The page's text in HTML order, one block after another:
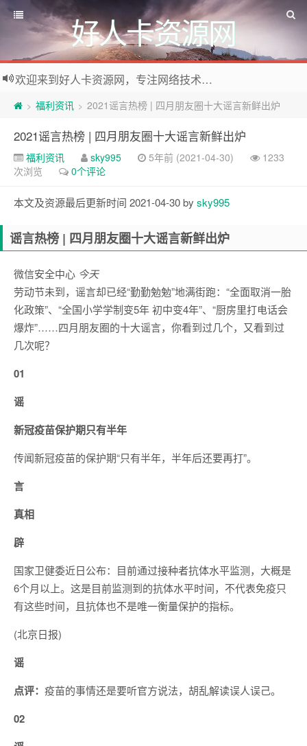
好人卡资源网
欢迎来到好人卡资源网，专注网络技术资源收集，我们不仅是网络资源的搬运工，也生产原创资源。寻找资源请留言或关注公众号:烈日下的男人
> 福利资讯 > 2021谣言热榜 | 四月朋友圈十大谣言新鲜出炉
2021谣言热榜 | 四月朋友圈十大谣言新鲜出炉
福利资讯 sky995 5年前 (2021-04-30)
1233
次浏览
0个评论
本文及资源最后更新时间 2021-04-30 by sky995
谣言热榜 | 四月朋友圈十大谣言新鲜出炉
微信安全中心 今天
劳动节未到，谣言却已经“勤勤勉勉”地满街跑：“全面取消一胎
化政策”、“全国小学学制变5年 初中变4年”、“厨房里打电话会
爆炸”……四月朋友圈的十大谣言，你看到过几个，又看到过
几次呢？
01
谣
新冠疫苗保护期只有半年
传闻新冠疫苗的保护期“只有半年，半年后还要再打”。
言
真相
辟
国家卫健委近日公布：目前通过接种者抗体水平监测，大概是
6个月以上。这是目前监测到的抗体水平时间，不代表免疫只
有这些时间，且抗体也不是唯一衡量保护的指标。
(北京日报)
谣
点评： 疫苗的事情还是要听官方说法，胡乱解读误人误己。
02